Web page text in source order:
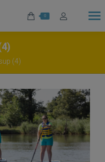
0
ici :(4)